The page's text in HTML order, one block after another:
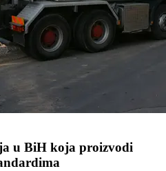
u BiH koja proizvodi